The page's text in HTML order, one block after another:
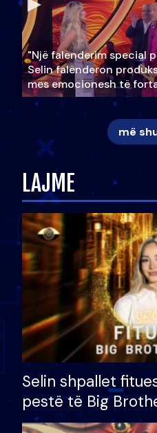
"Një falenderim special
Selin falënderon
mes emocionesh të
më
LAJME
Selin shpallet
pestë të Big
çmimin e madh